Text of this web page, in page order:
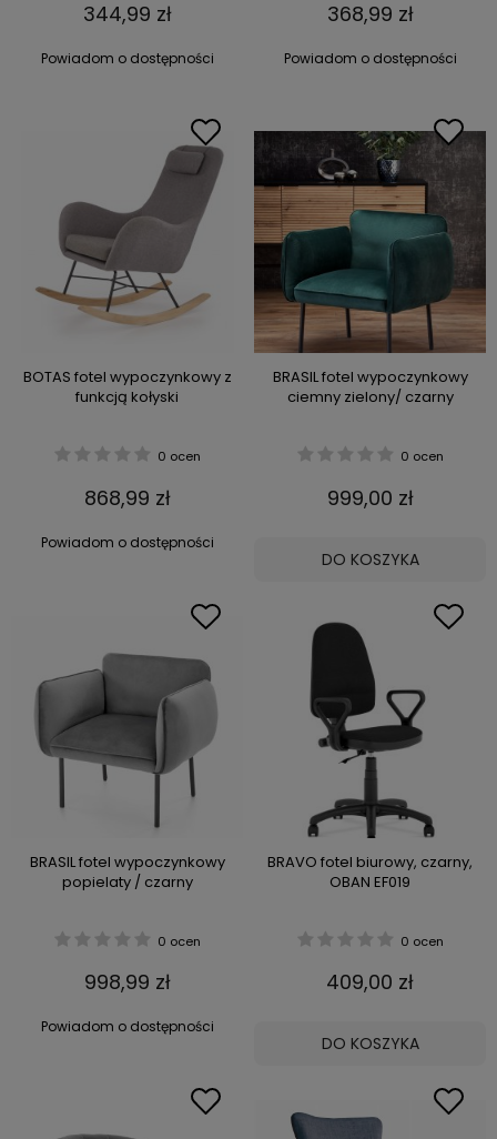
344,99 zł
Powiadom o dostępności
368,99 zł
Powiadom o dostępności
BOTAS fotel wypoczynkowy z
funkcją kołyski
0 ocen
868,99 zł
Powiadom o dostępności
BRASIL fotel wypoczynkowy
ciemny zielony/ czarny
0 ocen
999,00 zł
DO KOSZYKA
BRASIL fotel wypoczynkowy
popielaty / czarny
0 ocen
998,99 zł
Powiadom o dostępności
BRAVO fotel biurowy, czarny,
OBAN EF019
0 ocen
409,00 zł
DO KOSZYKA